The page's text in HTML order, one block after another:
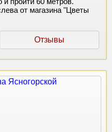
от магазина "Цветы
Отзывы